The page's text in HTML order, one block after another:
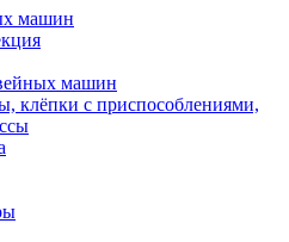
машин
машин
клёпки с приспособлениями,